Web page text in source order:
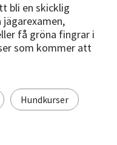
bli en skicklig
få gröna fingrar i
som kommer att
Hundkurser